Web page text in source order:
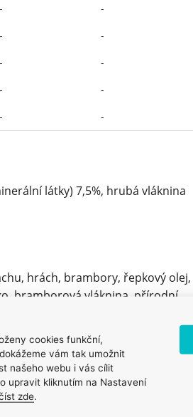
-
-
-
-
-
-
-
-
- -
látky) 7,5%, hrubá vláknina
hrách, brambory, řepkový olej,
bramborová vláknina, přírodní
chlorid, sušené kořínky
fermentace enerococcus
plantarum, trichoderma
síran železnatý, síran
manganu, oxid manganatý,
síran manganatý, seleničitan
cookies funkční,
vám tak umožnit
našeho webu i vás cílit
upravit kliknutím na Nastavení
zde.